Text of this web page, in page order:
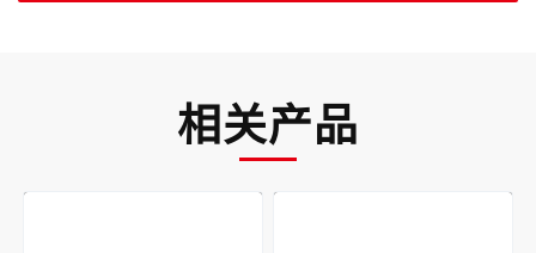
相关产品